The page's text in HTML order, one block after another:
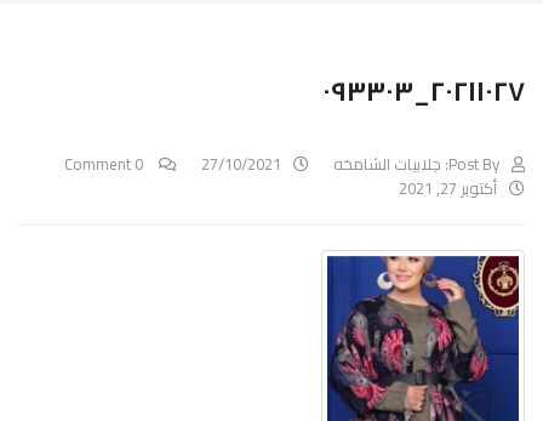
٢٠٢١١٠٢٧_٠٩٣٣٠٣
Post By: جلابيات الشامخه 27/10/2021
أكتوبر 27, 2021